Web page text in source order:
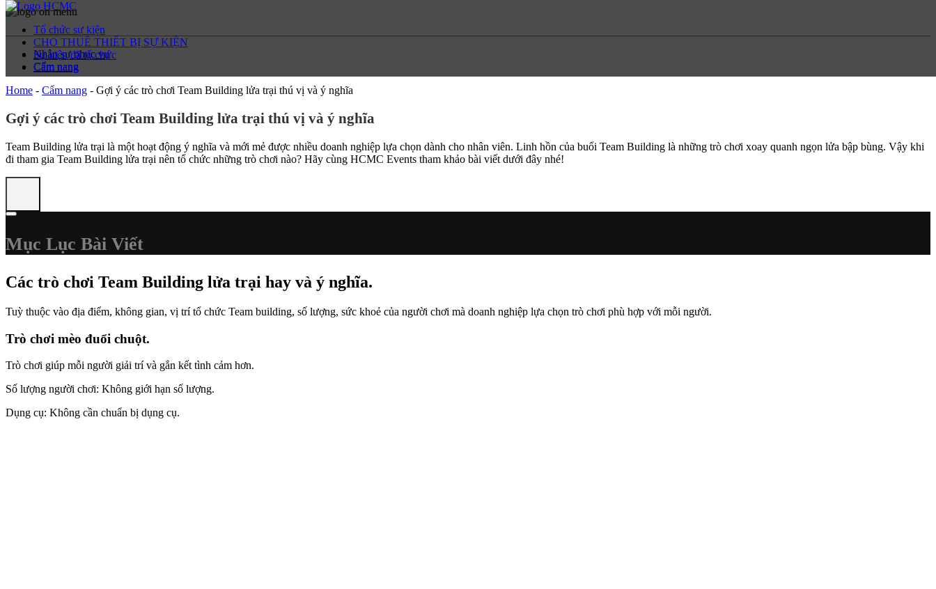
Nhân sự phục vụ
Cẩm nang
Tổ chức sự kiện
CHO THUÊ THIẾT BỊ SỰ KIỆN
Sự kiện đã tổ chức
Cẩm nang
Home - Cẩm nang - Gợi ý các trò chơi Team Building lửa trại thú vị và ý nghĩa
Gợi ý các trò chơi Team Building lửa trại thú vị và ý nghĩa
Team Building lửa trại là một hoạt động ý nghĩa và mới mẻ được nhiều doanh nghiệp lựa chọn dành cho nhân viên. Linh hồn của buổi Team Building là những trò chơi xoay quanh ngọn lửa bập bùng. Vậy khi
đi tham gia Team Building lửa trại nên tổ chức những trò chơi nào? Hãy cùng HCMC Events tham khảo bài viết dưới đây nhé!
Mục Lục Bài Viết
Các trò chơi Team Building lửa trại hay và ý nghĩa.
Tuỳ thuộc vào địa điểm, không gian, vị trí tổ chức Team building, số lượng, sức khoẻ của người chơi mà doanh nghiệp lựa chọn trò chơi phù hợp với mỗi người.
Trò chơi mèo đuổi chuột.
Trò chơi giúp mỗi người giải trí và gắn kết tình cảm hơn.
Số lượng người chơi: Không giới hạn số lượng.
Dụng cụ: Không cần chuẩn bị dụng cụ.